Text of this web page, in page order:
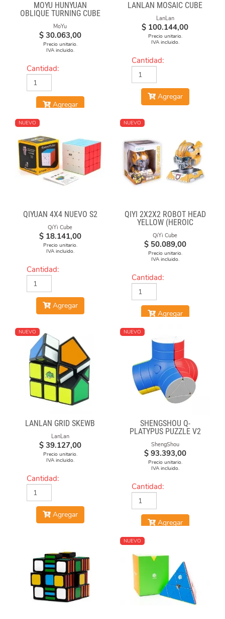
MOYU HUNYUAN
OBLIQUE TURNING CUBE
1 MIXUP SKEWB
MoYu
$ 30.063,00
Precio unitario.
IVA incluido.
Cantidad:
Agregar
LANLAN MOSAIC CUBE
LanLan
$ 100.144,00
Precio unitario.
IVA incluido.
Cantidad:
Agregar
NUEVO
QIYUAN 4X4 NUEVO S2
QiYi Cube
$ 18.141,00
Precio unitario.
IVA incluido.
Cantidad:
Agregar
NUEVO
QIYI 2X2X2 ROBOT HEAD
YELLOW (HEROIC
LEADER)
QiYi Cube
$ 50.089,00
Precio unitario.
IVA incluido.
Cantidad:
Agregar
NUEVO
LANLAN GRID SKEWB
LanLan
$ 39.127,00
Precio unitario.
IVA incluido.
Cantidad:
Agregar
NUEVO
SHENGSHOU Q-
PLATYPUS PUZZLE V2
ShengShou
$ 93.393,00
Precio unitario.
IVA incluido.
Cantidad:
Agregar
NUEVO